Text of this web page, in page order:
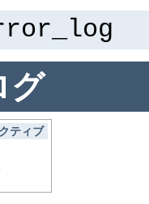
グ
ティブ